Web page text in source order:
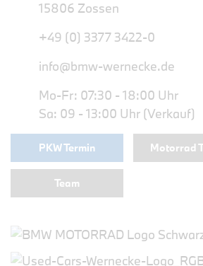
15806 Zossen
+49 (0) 3377 3422-0
info@bmw-wernecke.de
Mo-Fr: 07:30 - 18:00 Uhr
Sa: 09 - 13:00 Uhr (Verkauf)
PKW Termin Motorrad
Team